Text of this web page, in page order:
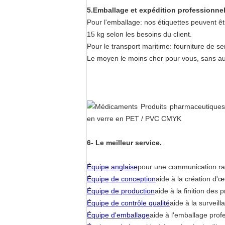
5.Emballage et expédition
Pour l'emballage: nos étiquettes peuvent
15 kg selon les besoins du client.
Pour le transport maritime: fourniture de
Le moyen le moins cher pour vous, sans
6- Le meilleur service.
Équipe anglaisepour une communication
Équipe de conceptionaide à la création
Équipe de productionaide à la finition des
Équipe de contrôle qualitéaide à la
Équipe d'emballageaide à l'emballage